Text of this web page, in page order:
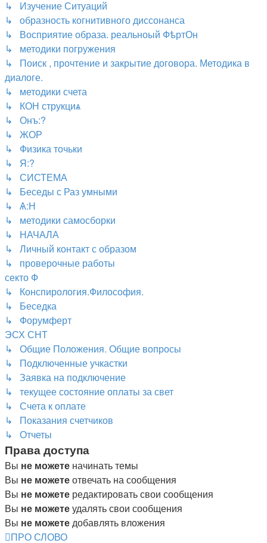
↳ Изучение Ситуаций
↳ образность когнитивного диссонанса
↳ Восприятие образа. реальноый ФѣртОн
↳ методики погружения
↳ Поиск , прочтение и закрытие договора. Методика в
диалоге.
↳ методики счета
↳ КОН струкциѧ
↳ Онъ:?
↳ ЖОР
↳ Физика точьки
↳ Я:?
↳ СИСТЕМА
↳ Беседы с Раз умными
↳ Ѧ:Н
↳ методики самосборки
↳ НАЧАЛА
↳ Личный контакт с образом
↳ проверочные работы
секто Ф
↳ Конспирология.Философия.
↳ Беседка
↳ Форумферт
ЭСХ СНТ
↳ Общие Положения. Общие вопросы
↳ Подключенные учкастки
↳ Заявка на подключение
↳ текущее состояние оплаты за свет
↳ Счета к оплате
↳ Показания счетчиков
↳ Отчеты
Права доступа
Вы не можете начинать темы
Вы не можетеотвечать на сообщения
Вы не можете редактировать свои сообщения
Вы не можетеудалять свои сообщения
Вы не можетедобавлять вложения
ПРО СЛОВО